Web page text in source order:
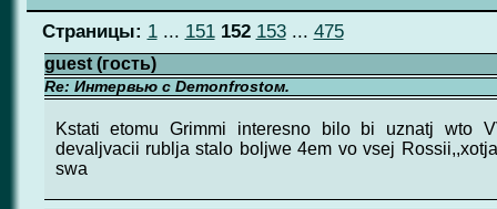
Страницы: 1... 151 152 153... 475
guest (гость)
Re: Интервью с Demonfrostом.
Kstati etomu Grimmi interesno bilo bi uznatj wto
devaljvacii rublja stalo boljwe 4em vo vsej
swa